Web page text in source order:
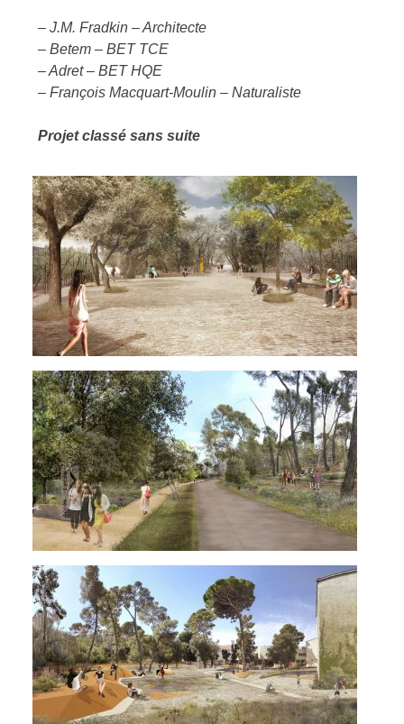
– J.M. Fradkin – Architecte
– Betem – BET TCE
– Adret – BET HQE
– François Macquart-Moulin – Naturaliste
Projet classé sans suite